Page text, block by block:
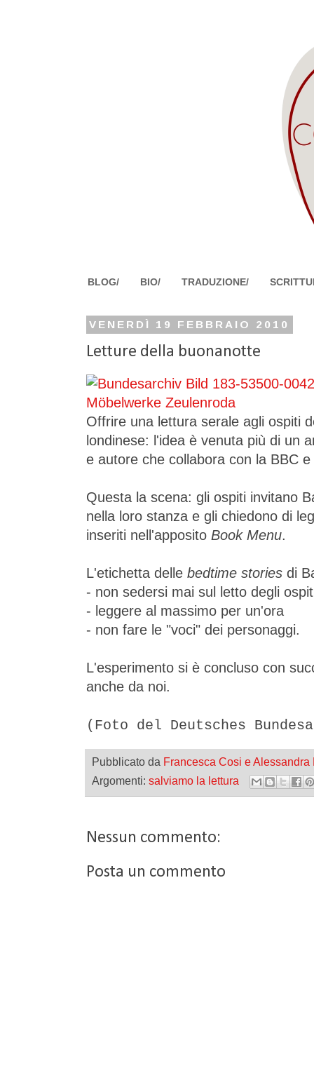
BLOG/ BIO/ TRADUZIONE/
VENERDÌ 19 FEBBRAIO 2010
Letture della buonanotte
Offrire una lettura serale agli ospiti
londinese: l'idea è venuta più di un
e autore che collabora con la BBC
Questa la scena: gli ospiti invitano
nella loro stanza e gli chiedono di
inseriti nell'apposito Book Menu.
L'etichetta delle bedtime stories di
- non sedersi mai sul letto degli
- leggere al massimo per un'ora
- non fare le "voci" dei personaggi.
L'esperimento si è concluso con
anche da noi.
(Foto del Deutsches
Pubblicato da Francesca Cosi e Alessandra
Argomenti: salviamo la lettura
Nessun commento:
Posta un commento